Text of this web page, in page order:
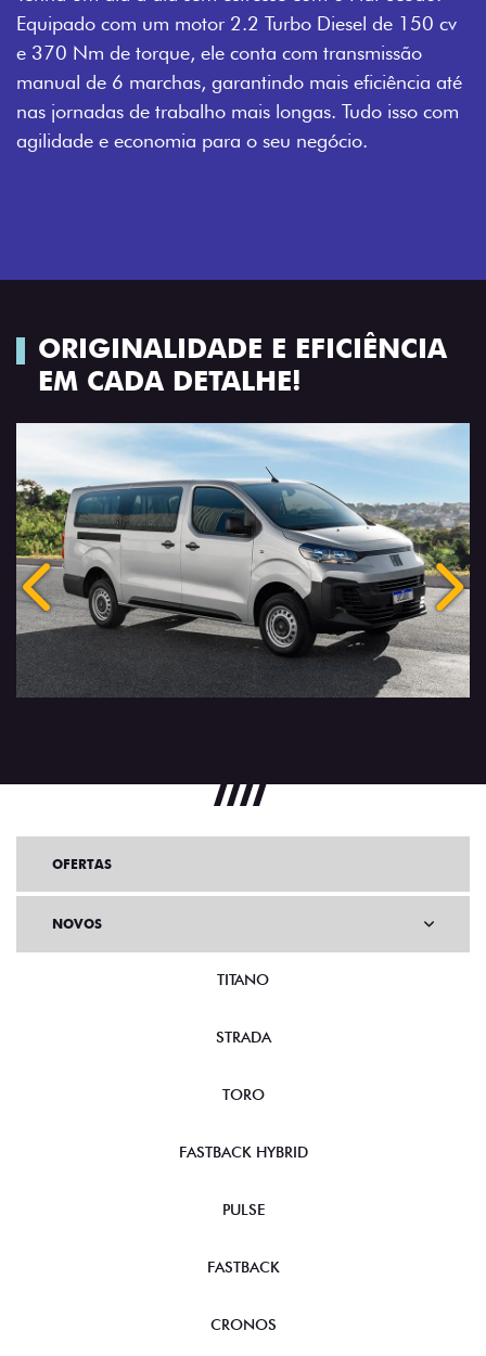
Equipado com um motor 2.2 Turbo Diesel de 150 cv
e 370 Nm de torque, ele conta com transmissão
manual de 6 marchas, garantindo mais eficiência até
nas jornadas de trabalho mais longas. Tudo isso com
agilidade e economia para o seu negócio.
ORIGINALIDADE E EFICIÊNCIA
EM CADA DETALHE!
Anterior
OFERTAS
NOVOS
TITANO
STRADA
TORO
FASTBACK HYBRID
PULSE
FASTBACK
CRONOS